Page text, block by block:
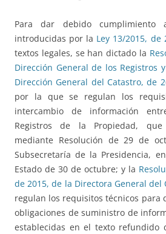
Para dar debido cumplimiento
introducidas por la Ley 13/2015, de
textos legales, se han dictado la
Dirección General de los Registros
Dirección General del Catastro, de
por la que se regulan los
intercambio de información
Registros de la Propiedad,
mediante Resolución de 29 de
Subsecretaría de la Presidencia,
Estado de 30 de octubre; y la
de 2015, de la Directora General del
regulan los requisitos técnicos para
obligaciones de suministro de
establecidas en el texto refundido